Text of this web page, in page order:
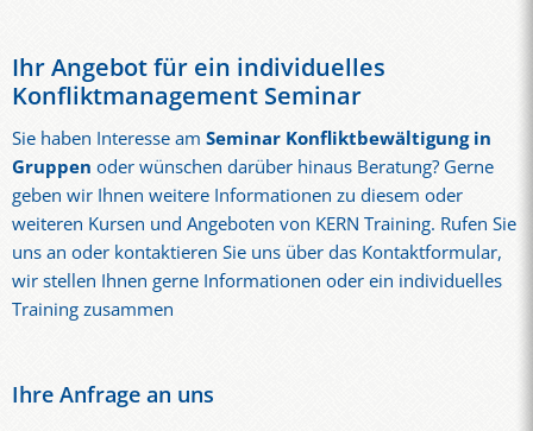
Ihr Angebot für ein individuelles
Konfliktmanagement Seminar
Sie haben Interesse am Seminar Konfliktbewältigung in
Gruppen oder wünschen darüber hinaus Beratung? Gerne
geben wir Ihnen weitere Informationen zu diesem oder
weiteren Kursen und Angeboten von KERN Training. Rufen Sie
uns an oder kontaktieren Sie uns über das Kontaktformular,
wir stellen Ihnen gerne Informationen oder ein individuelles
Training zusammen
Ihre Anfrage an uns